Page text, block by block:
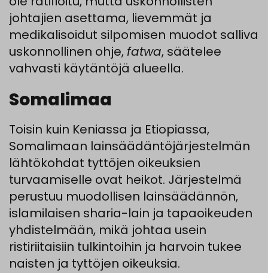
johtajien asettama, lievemmät ja
medikalisoidut silpomisen muodot salliva
uskonnollinen ohje, fatwa, säätelee
vahvasti käytäntöjä alueella.
Somalimaa
Toisin kuin Keniassa ja Etiopiassa,
Somalimaan lainsäädäntöjärjestelmän
lähtökohdat tyttöjen oikeuksien
turvaamiselle ovat heikot. Järjestelmä
perustuu muodollisen lainsäädännön,
islamilaisen sharia-lain ja tapaoikeuden
yhdistelmään, mikä johtaa usein
ristiriitaisiin tulkintoihin ja harvoin tukee
naisten ja tyttöjen oikeuksia.